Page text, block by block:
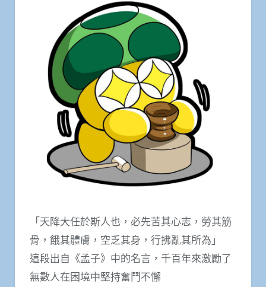
「天降大任於斯人也，必先苦其心志，勞其筋
骨，餓其體膚，空乏其身，行拂亂其所為」
這段出自《孟子》中的名言，千百年來激勵了
無數人在困境中堅持奮鬥不懈